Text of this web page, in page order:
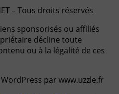
– Tous droits réservés
sponsorisés ou affiliés
décline toute
ou à la légalité de ces
par www.uzzle.fr